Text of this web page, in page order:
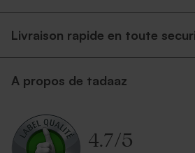
Livraison rapide en toute
A propos de tadaaz
4.7/5